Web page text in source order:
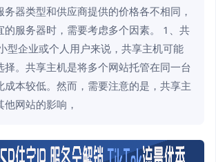
务器类型和供应商提供的价格各不相同，
的服务器时，需要考虑多个因素。 1、共
型企业或个人用户来说，共享主机可能
择。共享主机是将多个网站托管在同一台
成本较低。然而，需要注意的是，共享主
网站的影响，